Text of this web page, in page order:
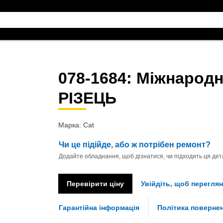
078-1684:
РІЗЕЦЬ
Марка: Cat
Чи це підійде, або ж потрібен ремонт?
Додайте обладнання, щоб дізнатися, чи підходить ця
Перевірити ціну Увійдіть, щоб
Гарантійна інформація Політика